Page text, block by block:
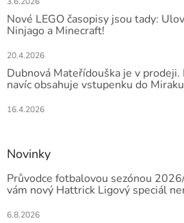
Nové LEGO časopisy jsou tady:
Ninjago a Minecraft!
20.4.2026
Dubnová Mateřídouška je v
navíc obsahuje vstupenku do
16.4.2026
Novinky
Průvodce fotbalovou sezónou
vám nový Hattrick Ligový speciál
6.8.2026